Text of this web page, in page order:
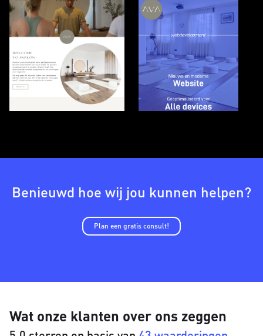
Benieuwd hoe wij jou kunnen helpen?
Plan een gratis consult!
Wat onze klanten over ons zeggen